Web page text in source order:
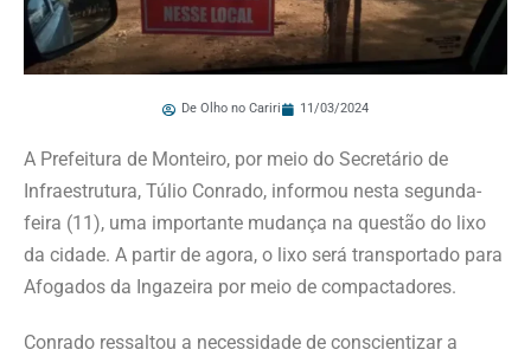
De Olho no Cariri 11/03/2024
A Prefeitura de Monteiro, por meio do Secretário de
Infraestrutura, Túlio Conrado, informou nesta segunda-
feira (11), uma importante mudança na questão do lixo
da cidade. A partir de agora, o lixo será transportado para
Afogados da Ingazeira por meio de compactadores.
Conrado ressaltou a necessidade de conscientizar a